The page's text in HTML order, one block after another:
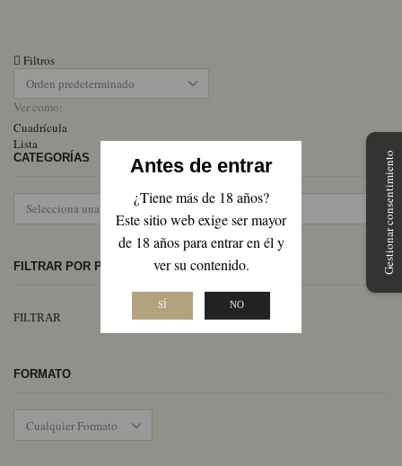
Antes de entrar
¿Tiene más de 18 años?
Este sitio web exige ser mayor
de 18 años para entrar en él y
ver su contenido.
SÍ NO
Filtros
Ver como:
Cuadrícula
Lista
CATEGORÍAS
FILTRAR POR PRECIO
FILTRAR
FORMATO
Gestionar consentimiento